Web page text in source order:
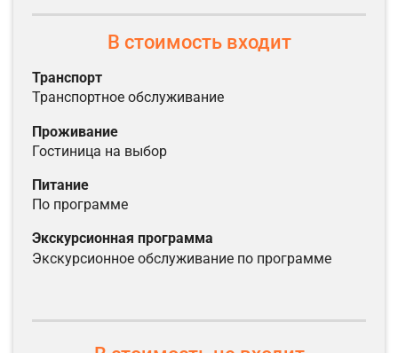
В стоимость входит
транспорт
транспортное обслуживание
проживание
гостиница на выбор
питание
по программе
экскурсионная программа
экскурсионное обслуживание по программе